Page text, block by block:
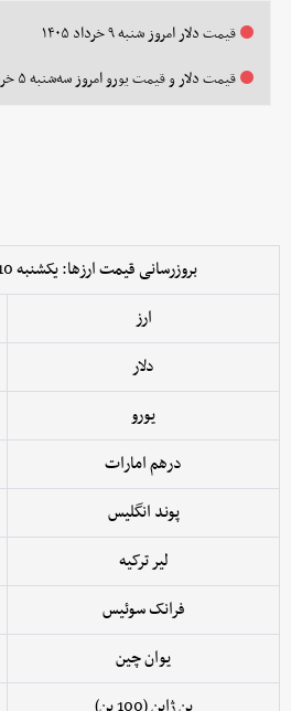
قیمت دلار امروز شنبه ۹ خرداد ۱۴۰۵
قیمت دلار و قیمت یورو امروز سه‌شنبه ۵ خرداد ۱۴۰۵
بروزرسانی قیمت ارزها: یکشنبه 10 خرداد - 08:00
ارز
دلار
یورو
درهم امارات
پوند انگلیس
لیر ترکیه
فرانک سوئیس
یوان چین